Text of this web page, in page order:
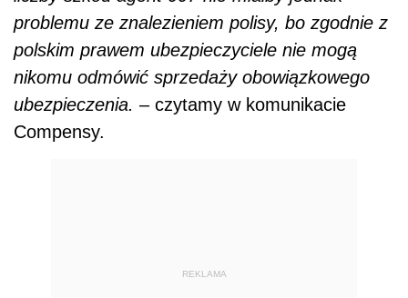
problemu ze znalezieniem polisy, bo zgodnie z
polskim prawem ubezpieczyciele nie mogą
nikomu odmówić sprzedaży obowiązkowego
ubezpieczenia. – czytamy w komunikacie
Compensy.
REKLAMA